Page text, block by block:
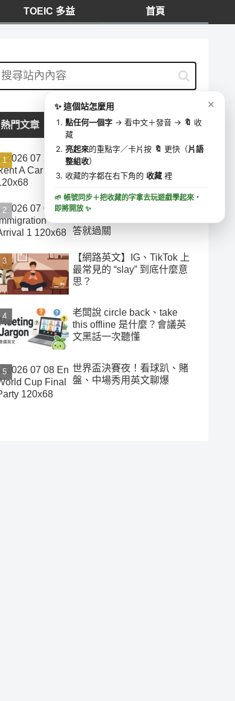
TOEIC 多益 首頁
熱門文章
「加油」千萬別說 add oil！
美國租車加油最容易搞錯的
英文
在美國海關被追問到語塞？
答就過關
【網路英文】IG、TikTok 上
最常見的 “slay” 到底什麼意
思？
老闆說 circle back、take
this offline 是什麼？會議英
文黑話一次聽懂
世界盃決賽夜！看球趴、賭
盤、中場秀用英文聊爆
我的收藏 0 字 ⋯
🔍
✨ 這個站怎麼用
點任何一個字 → 看中文＋發音 → 🔖 收
藏
亮起來的重點字／卡片按 🔖 更快（片語
整組收）
收藏的字都在右下角的 收藏 裡
🌱 帳號同步＋把收藏的字拿去玩遊戲學起來・
即將開放 ✨
✕